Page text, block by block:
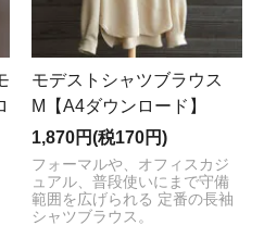
モデストシャツブラウス
M【A4ダウンロード】
1,870円(税170円)
フォーマルや、オフィスカジ
ュアル、普段使いにまで守備
範囲を広げられる 定番の長袖
シャツブラウス。